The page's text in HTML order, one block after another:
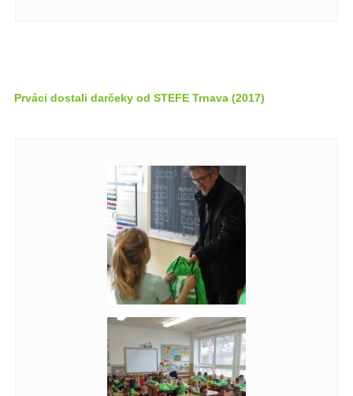
Prváci dostali darčeky od STEFE Trnava (2017)